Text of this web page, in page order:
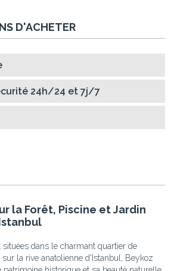
D'ACHETER
24h/24 et 7j/7
la Forêt, Piscine et Jardin
dans le charmant quartier de
sur la rive anatolienne d'Istanbul, Beykoz